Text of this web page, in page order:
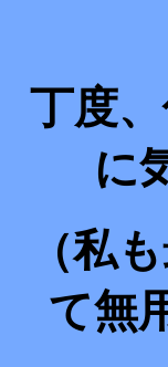
丁度
に
（私
て無